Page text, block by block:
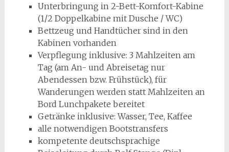
Unterbringung in 2-Bett-Komfort-Kabine
(1/2 Doppelkabine mit Dusche / WC)
Bettzeug und Handtücher sind in den
Kabinen vorhanden
Verpflegung inklusive: 3 Mahlzeiten am
Tag (am An- und Abreisetag nur
Abendessen bzw. Frühstück), für
Wanderungen werden statt Mahlzeiten an
Bord Lunchpakete bereitet
Getränke inklusive: Wasser, Tee, Kaffee
alle notwendigen Bootstransfers
kompetente deutschsprachige